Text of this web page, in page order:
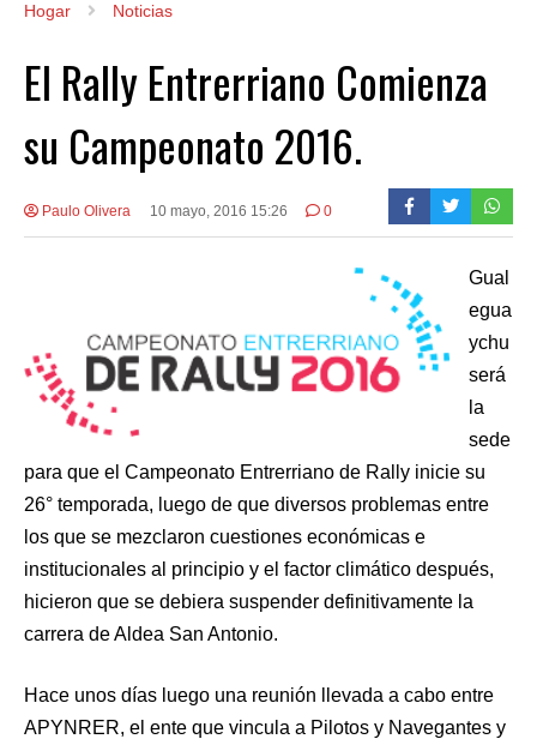
Hogar Noticias
El Rally Entrerriano Comienza
su Campeonato 2016.
Paulo Olivera 10 mayo, 2016 15:26 0
Gual
egua
ychu
será
la
sede
para que el Campeonato Entrerriano de Rally inicie su
26° temporada, luego de que diversos problemas entre
los que se mezclaron cuestiones económicas e
institucionales al principio y el factor climático después,
hicieron que se debiera suspender definitivamente la
carrera de Aldea San Antonio.
Hace unos días luego una reunión llevada a cabo entre
APYNRER, el ente que vincula a Pilotos y Navegantes y